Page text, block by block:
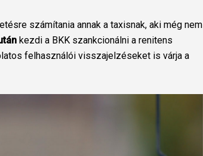
számítania annak a taxisnak, aki még nem
kezdi a BKK szankcionálni a renitens
felhasználói visszajelzéseket is várja a